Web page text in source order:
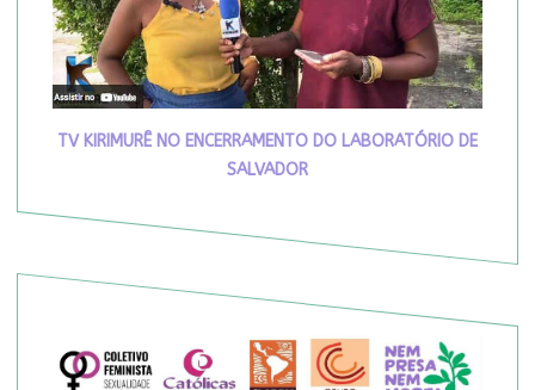
TV KIRIMURÊ NO ENCERRAMENTO DO LABORATÓRIO DE
SALVADOR